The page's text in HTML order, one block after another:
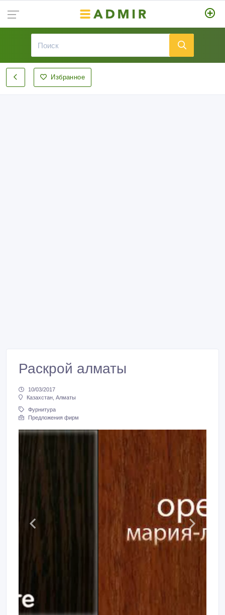
Избранное
Раскрой алматы
10/03/2017
Казахстан, Алматы
Фурнитура
Предложения фирм